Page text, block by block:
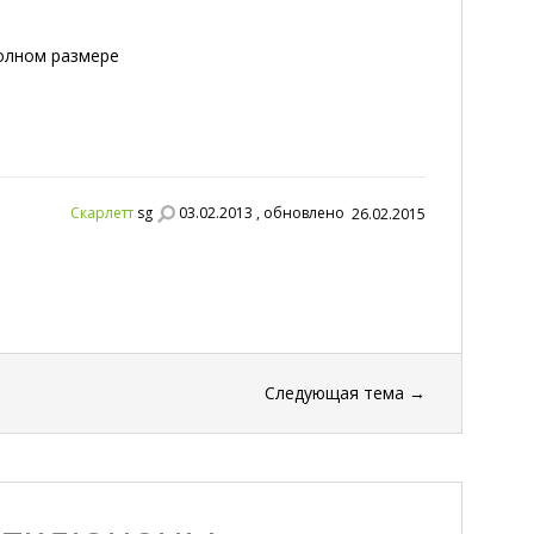
размере
Скарлетт sg 03.02.2013 , обновлено 26.02.2015
Следующая тема →